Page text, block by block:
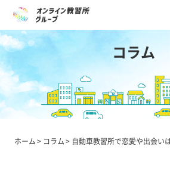
コラム
ホーム コラム 自動車教習所で恋愛や出会い